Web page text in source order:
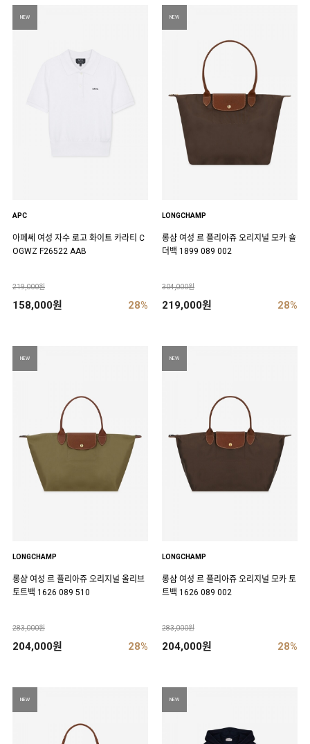
NEW
APC
아페쎄 여성 자수 로고 화이트 카라티 C
OGWZ F26522 AAB
219,000원
158,000원 28%
NEW
LONGCHAMP
롱샴 여성 르 플리아쥬 오리지널 모카 숄
더백 1899 089 002
304,000원
219,000원 28%
NEW
LONGCHAMP
롱샴 여성 르 플리아쥬 오리지널 올리브
토트백 1626 089 510
283,000원
204,000원 28%
NEW
LONGCHAMP
롱샴 여성 르 플리아쥬 오리지널 모카 토
트백 1626 089 002
283,000원
204,000원 28%
NEW NEW